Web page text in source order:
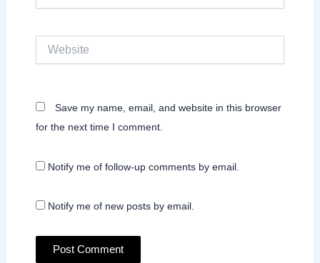
Website
Save my name, email, and website in this browser
for the next time I comment.
Notify me of follow-up comments by email.
Notify me of new posts by email.